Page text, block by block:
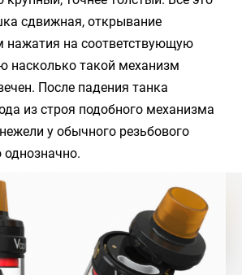
сдвижная, открывание
нажатия на соответствующую
насколько такой механизм
После падения танка
из строя подобного механизма
у обычного резьбового
однозначно.